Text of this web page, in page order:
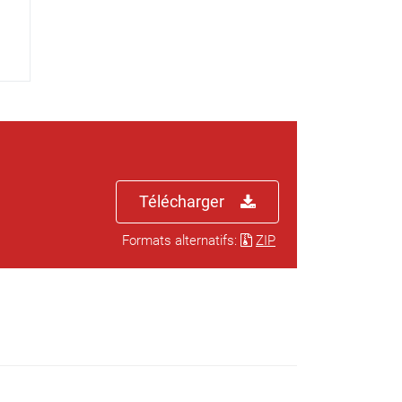
Télécharger
Formats alternatifs: ZIP